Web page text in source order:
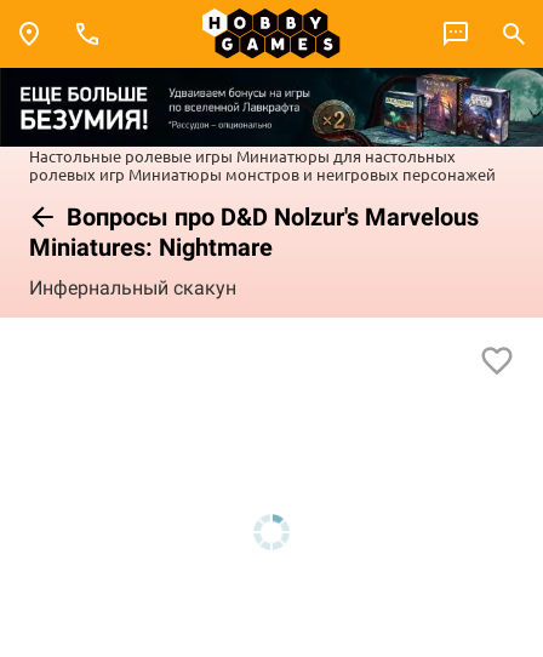
Настольные ролевые игры Миниатюры для настольных
ролевых игр Миниатюры монстров и неигровых персонажей
Вопросы про D&D Nolzur's Marvelous
Miniatures: Nightmare
Инфернальный скакун